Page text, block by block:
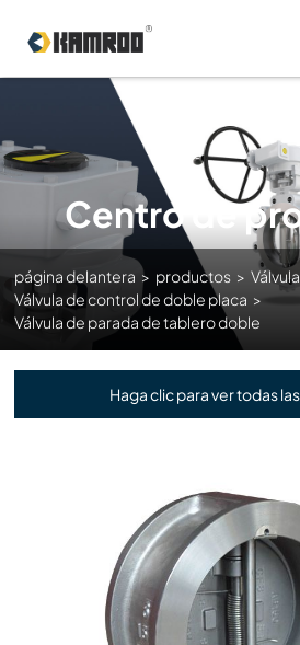
Centro de
página delantera > productos >
Válvula de control de doble placa >
Válvula de parada de tablero doble
Haga clic para ver todas